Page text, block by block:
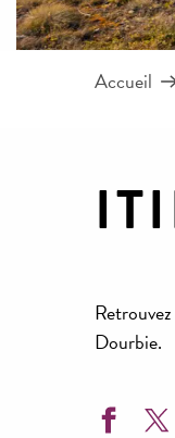
Accueil
Dourbie.